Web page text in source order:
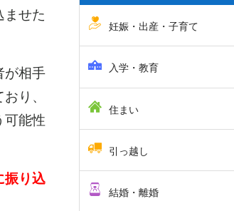
ませた
が相手
り、
可能性
振り込
妊娠・出産・子育て
入学・教育
住まい
引っ越し
結婚・離婚